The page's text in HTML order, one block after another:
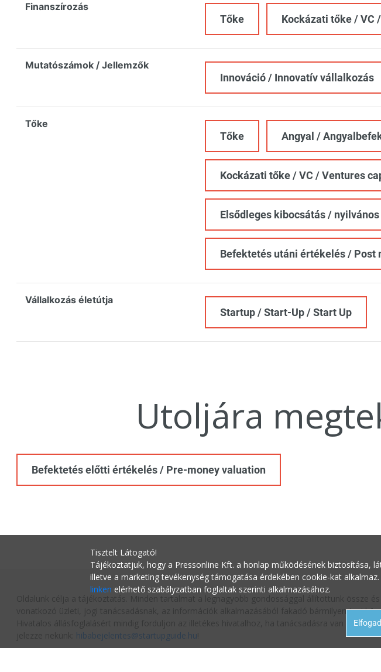
Finanszírozás
Tőke Kockázati tőke / VC
Mutatószámok / Jellemzők
Innováció / Innovatív vállalkozás
Tőke
Tőke Angyal /
Kockázati tőke / VC / Ventures
Elsődleges kibocsátás /
Befektetés utáni értékelés /
Vállalkozás életútja
Startup / Start-Up / Start Up
Utoljára
Befektetés előtti értékelés / Pre-money valuation
Oldalunk célja a tájékoztatás. Minden tartalmat a legnagyobb gondossággal állítottunk össze
vonatkozó üzleti, jogi tanácsadásnak, az információk alkalmazásából fakadó bármilyen jogi
Hivatalos állásfoglalásért mindig forduljon az illetékes hivatalhoz, ha tanácsadásra van
hibabejelentes@startupguide.hu
Tisztelt Látogató!
Tájékoztatjuk, hogy a Pressonline Kft. a honlap működésének biztosítása,
illetve a marketing tevékenység támogatása érdekében cookie-kat
linken elérhető szabályzatban foglaltak szerinti alkalmazásához.
Elfogad